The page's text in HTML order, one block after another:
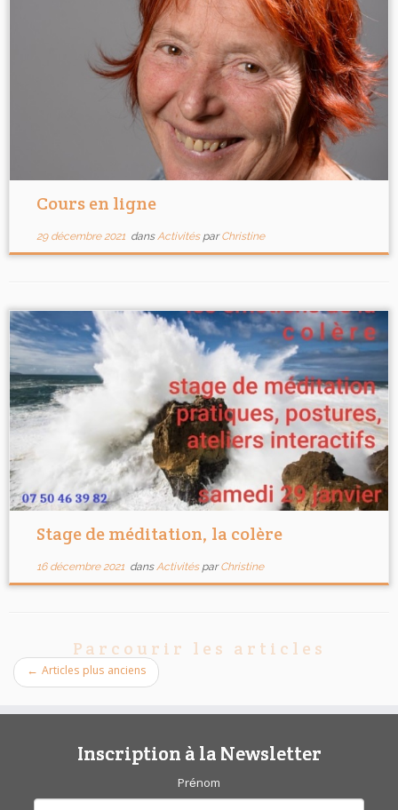
Cours en ligne
29 décembre 2021dansActivités parChristine
Stage de méditation, la colère
16 décembre 2021dansActivités parChristine
Parcourir les articles
← Articles plus anciens
Inscription à la Newsletter
Prénom